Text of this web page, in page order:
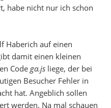
habe nicht nur ich schon
Haberich auf einen
damit einen kleinen
Codega.js liege, der bei
Besucher Fehler in
hat. Angeblich sollen
werden. Na mal schauen